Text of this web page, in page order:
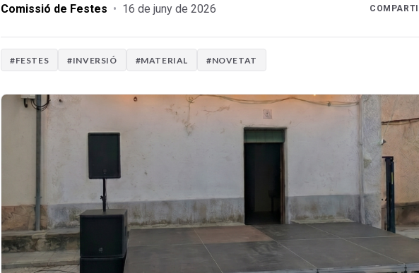
Comissió de Festes • 16 de juny de 2026
#FESTES #INVERSIÓ #MATERIAL #NOVETAT